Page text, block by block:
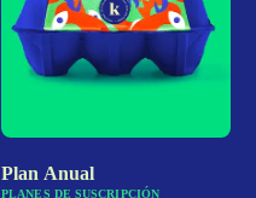
Plan Anual
PLANES DE SUSCRIPCIÓN